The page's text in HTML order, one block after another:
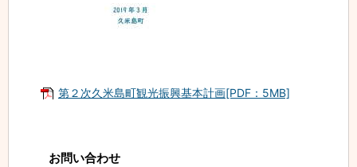
第２次久米島町観光振興基本計画[PDF：5MB]
お問い合わせ